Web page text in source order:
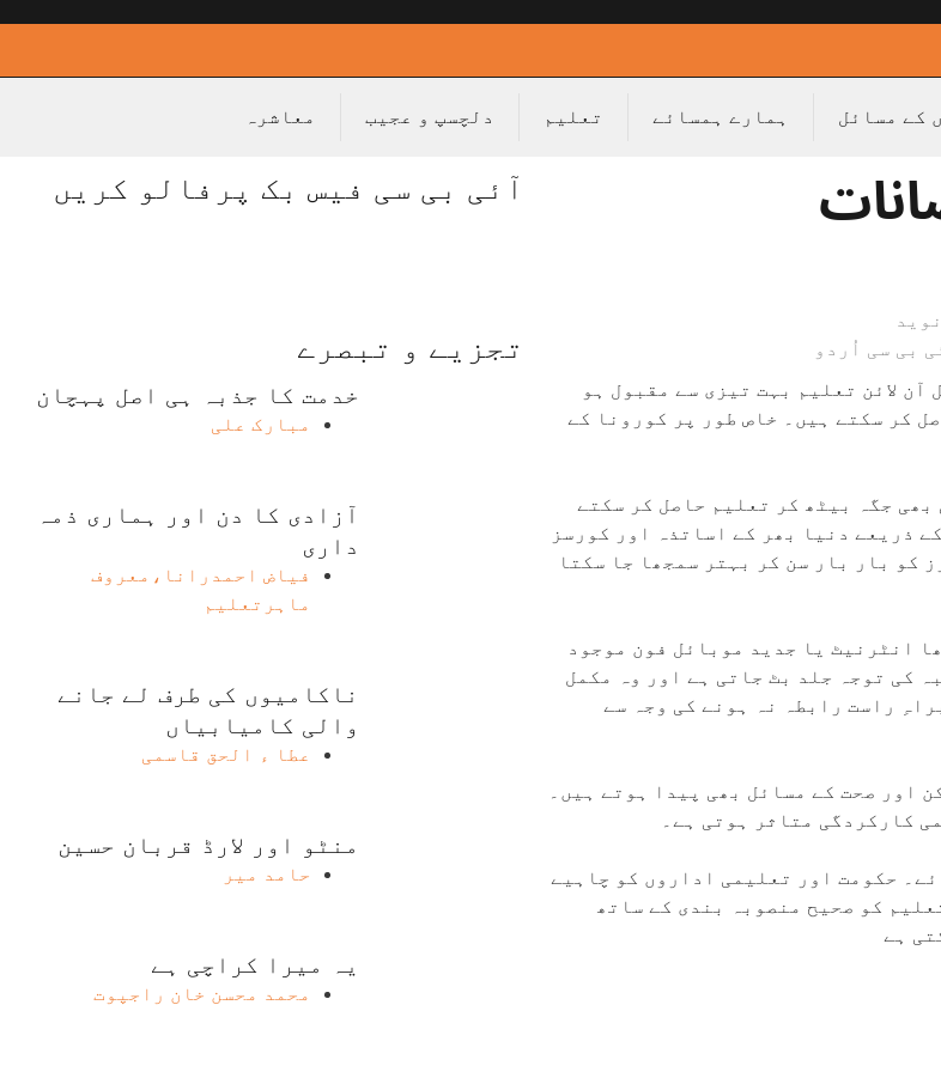
کے مسائل ہمارے ہمسائے تعلیم دلچسپ و عجیب معاشرہ
بی سی اُردو
لائن تعلیم بہت تیزی سے مقبول ہو
کر سکتے ہیں۔ خاص طور پر کورونا کے
بھی جگہ بیٹھ کر تعلیم حاصل کر سکتے
ذریعے دنیا بھر کے اساتذہ اور کورسز
کو بار بار سن کر بہتر سمجھا جا سکتا
انٹرنیٹ یا جدید موبائل فون موجود
کی توجہ جلد بٹ جاتی ہے اور وہ مکمل
راست رابطہ نہ ہونے کی وجہ سے
اور صحت کے مسائل بھی پیدا ہوتے ہیں۔
کارکردگی متاثر ہوتی ہے۔
حکومت اور تعلیمی اداروں کو چاہیے
کو صحیح منصوبہ بندی کے ساتھ
ہے
آئی بی سی فیس بک پرفالو کریں
تجزیے و تبصرے
خدمت کا جذبہ ہی اصل پہچان
مبارک علی
آزادی کا دن اور ہماری ذمہ
داری
فیاض احمدرانا،معروف
ماہرتعلیم
ناکامیوں کی طرف لے جانے
والی کامیابیاں
عطا ء الحق قاسمی
منٹو اور لارڈ قربان حسین
حامد میر
یہ میرا کراچی ہے
محمد محسن خان راجپوت